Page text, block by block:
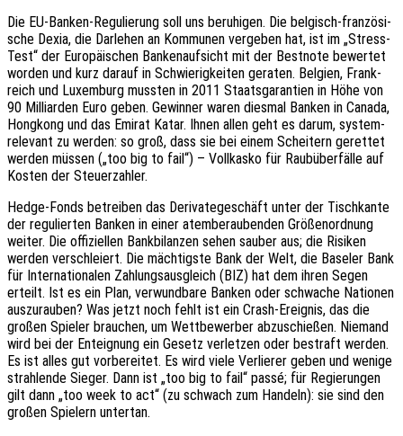
Die EU-Banken-Regu­lie­rung soll uns beru­hi­gen. Die belgisch-fran­zö­si­
sche Dexia, die Darle­hen an Kommu­nen verge­ben hat, ist im „Stress-
Test“ der Euro­päi­schen Banken­auf­sicht mit der Best­no­te bewer­tet
worden und kurz darauf in Schwie­rig­kei­ten gera­ten. Belgi­en, Frank­
reich und Luxem­burg muss­ten in 2011 Staats­ga­ran­tien in Höhe von
90 Milli­ar­den Euro geben. Gewin­ner waren dies­mal Banken in Canada,
Hong­kong und das Emirat Katar. Ihnen allen geht es darum, system­
re­le­vant zu werden: so groß, dass sie bei einem Schei­tern geret­tet
werden müssen („too big to fail“) – Voll­kas­ko für Raub­über­fäl­le auf
Kosten der Steuerzahler.
Hedge-Fonds betrei­ben das Deri­va­te­ge­schäft unter der Tisch­kan­te
der regu­lier­ten Banken in einer atem­be­rau­ben­den Größen­ord­nung
weiter. Die offi­zi­el­len Bank­bi­lan­zen sehen sauber aus; die Risi­ken
werden verschlei­ert. Die mäch­tigs­te Bank der Welt, die Base­ler Bank
für Inter­na­tio­na­len Zahlungs­aus­gleich (BIZ) hat dem ihren Segen
erteilt. Ist es ein Plan, verwund­ba­re Banken oder schwa­che Natio­nen
auszu­rau­ben? Was jetzt noch fehlt ist ein Crash-Ereig­nis, das die
großen Spie­ler brau­chen, um Wett­be­wer­ber abzu­schie­ßen. Niemand
wird bei der Enteig­nung ein Gesetz verlet­zen oder bestraft werden.
Es ist alles gut vorbe­rei­tet. Es wird viele Verlie­rer geben und wenige
strah­len­de Sieger. Dann ist „too big to fail“ passé; für Regie­run­gen
gilt dann „too week to act“ (zu schwach zum Handeln): sie sind den
großen Spie­lern untertan.